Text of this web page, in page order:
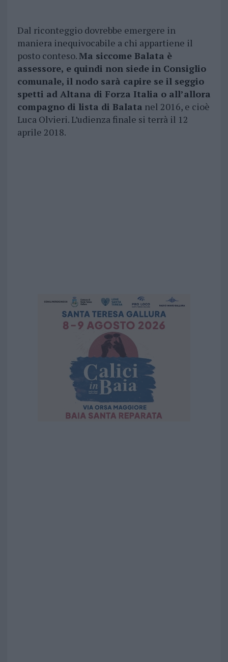
Dal riconteggio dovrebbe emergere in
maniera inequivocabile a chi appartiene il
posto conteso.Ma siccome Balata è
assessore, e quindi non siede in Consiglio
comunale, il nodo sarà capire se il seggio
spetti ad Altana di Forza Italia o all’allora
compagno di lista di Balata nel 2016, e cioè
Luca Olvieri. L’udienza finale si terrà il 12
aprile 2018.